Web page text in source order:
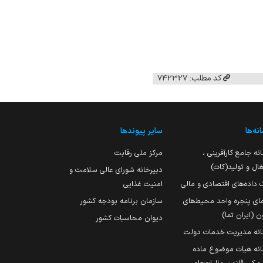
کد مطلب: 742327
جامع کارآفرینی ،
و تولید(کات)
داده‌های اقتصادی و مالی
پنجره واحد محیط‌های
(ایران تما)
مدیریت خدمات دولت
هیات موضوع ماده
سایر پیوندها
مرکز ملی رقابت
دبیرخانه شورای عالی سلامت و
امنیت غذایی
سازمان برنامه بودجه کشور
دیوان محاسبات کشور